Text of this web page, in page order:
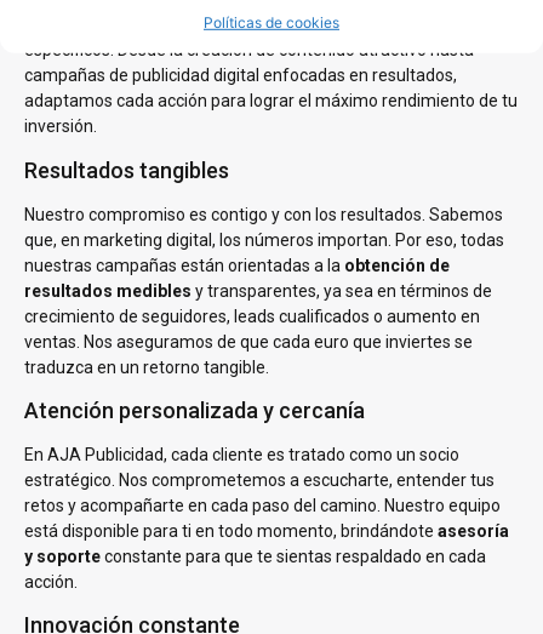
Políticas de cookies
de tus necesidades, tu audiencia y tus objetivos
específicos. Desde la creación de contenido atractivo hasta
campañas de publicidad digital enfocadas en resultados,
adaptamos cada acción para lograr el máximo rendimiento de tu
inversión.
Resultados tangibles
Nuestro compromiso es contigo y con los resultados. Sabemos
que, en marketing digital, los números importan. Por eso, todas
nuestras campañas están orientadas a la obtención de
resultados medibles y transparentes, ya sea en términos de
crecimiento de seguidores, leads cualificados o aumento en
ventas. Nos aseguramos de que cada euro que inviertes se
traduzca en un retorno tangible.
Atención personalizada y cercanía
En AJA Publicidad, cada cliente es tratado como un socio
estratégico. Nos comprometemos a escucharte, entender tus
retos y acompañarte en cada paso del camino. Nuestro equipo
está disponible para ti en todo momento, brindándote asesoría
y soporteconstante para que te sientas respaldado en cada
acción.
Innovación constante